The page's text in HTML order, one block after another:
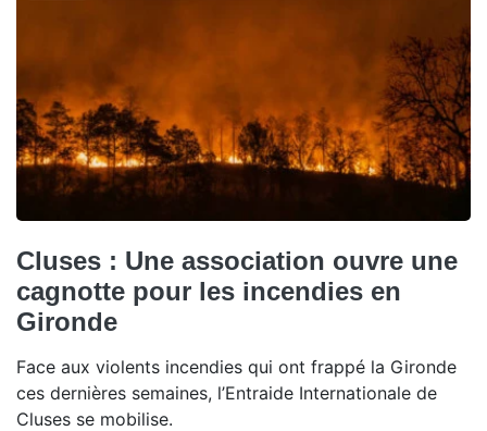
Cluses : Une association ouvre une
cagnotte pour les incendies en
Gironde
Face aux violents incendies qui ont frappé la Gironde
ces dernières semaines, l’Entraide Internationale de
Cluses se mobilise.